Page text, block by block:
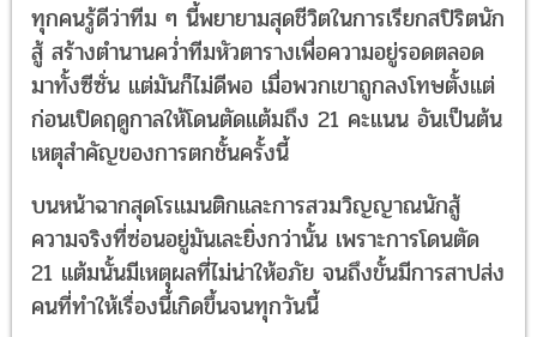
ทุกคนรู้ดีว่าทีม ๆ นี้พยายามสุดชีวิตในการเรียกสปิริตนัก
สู้ สร้างตำนานคว่ำทีมหัวตารางเพื่อความอยู่รอดตลอด
มาทั้งซีซั่น แต่มันก็ไม่ดีพอ เมื่อพวกเขาถูกลงโทษตั้งแต่
ก่อนเปิดฤดูกาลให้โดนตัดแต้มถึง 21 คะแนน อันเป็นต้น
เหตุสำคัญของการตกชั้นครั้งนี้
บนหน้าฉากสุดโรแมนติกและการสวมวิญญาณนักสู้
ความจริงที่ซ่อนอยู่มันเละยิ่งกว่านั้น เพราะการโดนตัด
21 แต้มนั้นมีเหตุผลที่ไม่น่าให้อภัย จนถึงขั้นมีการสาปส่ง
คนที่ทำให้เรื่องนี้เกิดขึ้นจนทุกวันนี้